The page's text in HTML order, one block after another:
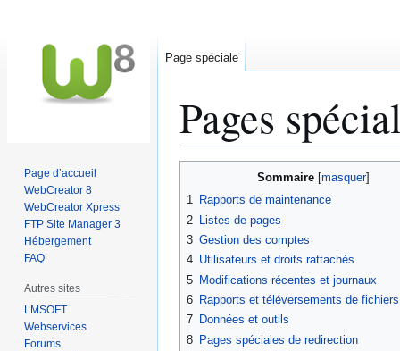
Pages
navigation
recherche
Sommaire
1 Rapports de maintenance
2
Listes de pages
3 Gestion des comptes
4 Utilisateurs et droits rattachés
5 Modifications récentes et journaux
6 Rapports et téléversements de
7 Données et outils
8 Pages spéciales de redirection
Page spéciale
Page d’accueil
WebCreator 8
WebCreator Xpress
FTP Site Manager 3
Hébergement
FAQ
Autres sites
LMSOFT
Webservices
Forums